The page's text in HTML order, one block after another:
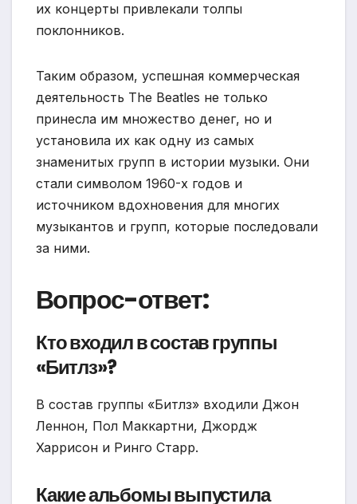
их концерты привлекали толпы
поклонников.
Таким образом, успешная коммерческая
деятельность The Beatles не только
принесла им множество денег, но и
установила их как одну из самых
знаменитых групп в истории музыки. Они
стали символом 1960-х годов и
источником вдохновения для многих
музыкантов и групп, которые последовали
за ними.
Вопрос-ответ:
Кто входил в состав группы
«Битлз»?
В состав группы «Битлз» входили Джон
Леннон, Пол Маккартни, Джордж
Харрисон и Ринго Старр.
Какие альбомы выпустила